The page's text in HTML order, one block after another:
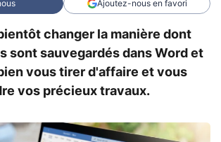
Ajoutez-nous en favori
changer la manière dont
sont sauvegardés dans Word et
vous tirer d'affaire et vous
vos précieux travaux.